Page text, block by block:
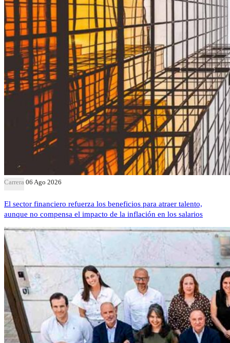
Carrera 06 Ago 2026
El sector financiero refuerza los beneficios para atraer talento,
aunque no compensa el impacto de la inflación en los salarios